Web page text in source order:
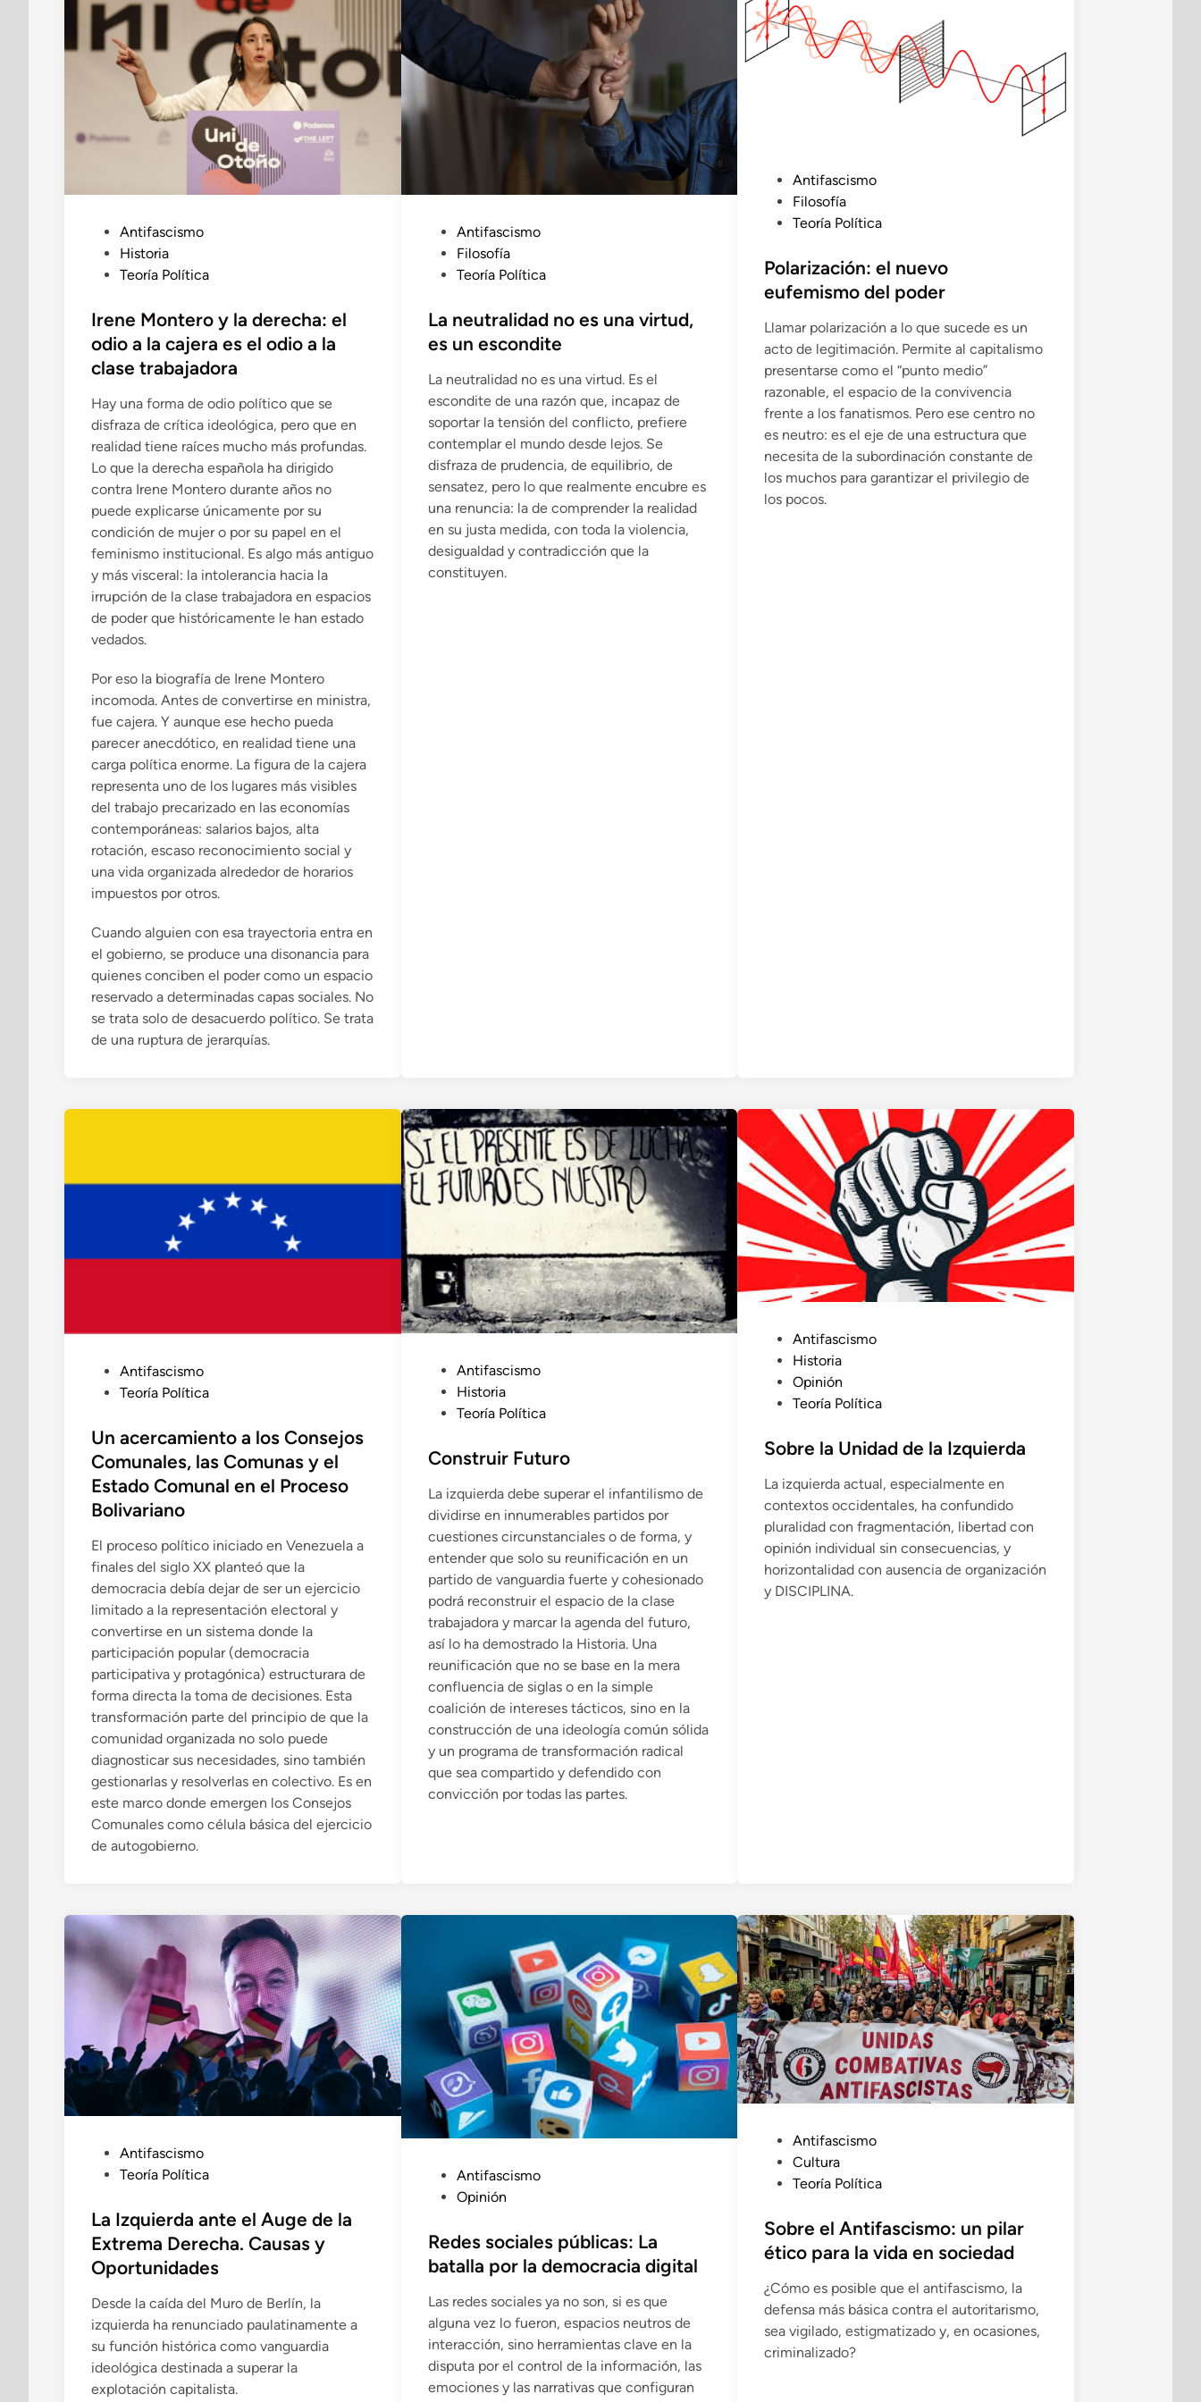
i
c
d
o
e
n
Antifascismo
Historia
Teoría Política
Irene Montero y la derecha: el
odio a la cajera es el odio a la
clase trabajadora
Hay una forma de odio político que se
disfraza de crítica ideológica, pero que en
realidad tiene raíces mucho más profundas.
Lo que la derecha española ha dirigido
contra Irene Montero durante años no
puede explicarse únicamente por su
condición de mujer o por su papel en el
feminismo institucional. Es algo más antiguo
y más visceral: la intolerancia hacia la
irrupción de la clase trabajadora en espacios
de poder que históricamente le han estado
vedados.
Por eso la biografía de Irene Montero
incomoda. Antes de convertirse en ministra,
fue cajera. Y aunque ese hecho pueda
parecer anecdótico, en realidad tiene una
carga política enorme. La figura de la cajera
representa uno de los lugares más visibles
del trabajo precarizado en las economías
contemporáneas: salarios bajos, alta
rotación, escaso reconocimiento social y
una vida organizada alrededor de horarios
impuestos por otros.
Cuando alguien con esa trayectoria entra en
el gobierno, se produce una disonancia para
quienes conciben el poder como un espacio
reservado a determinadas capas sociales. No
se trata solo de desacuerdo político. Se trata
de una ruptura de jerarquías.
i
c
d
o
e
n
Antifascismo
Filosofía
Teoría Política
La neutralidad no es una virtud,
es un escondite
La neutralidad no es una virtud. Es el
escondite de una razón que, incapaz de
soportar la tensión del conflicto, prefiere
contemplar el mundo desde lejos. Se
disfraza de prudencia, de equilibrio, de
sensatez, pero lo que realmente encubre es
una renuncia: la de comprender la realidad
en su justa medida, con toda la violencia,
desigualdad y contradicción que la
constituyen.
i
c
d
o
e
n
Antifascismo
Filosofía
Teoría Política
Polarización: el nuevo
eufemismo del poder
Llamar polarización a lo que sucede es un
acto de legitimación. Permite al capitalismo
presentarse como el “punto medio”
razonable, el espacio de la convivencia
frente a los fanatismos. Pero ese centro no
es neutro: es el eje de una estructura que
necesita de la subordinación constante de
los muchos para garantizar el privilegio de
los pocos.
l
i
c
d
o
e
n
Antifascismo
Teoría Política
Un acercamiento a los Consejos
Comunales, las Comunas y el
Estado Comunal en el Proceso
Bolivariano
El proceso político iniciado en Venezuela a
finales del siglo XX planteó que la
democracia debía dejar de ser un ejercicio
limitado a la representación electoral y
convertirse en un sistema donde la
participación popular (democracia
participativa y protagónica) estructurara de
forma directa la toma de decisiones. Esta
transformación parte del principio de que la
comunidad organizada no solo puede
diagnosticar sus necesidades, sino también
gestionarlas y resolverlas en colectivo. Es en
este marco donde emergen los Consejos
Comunales como célula básica del ejercicio
de autogobierno.
i
a
d
o
e
n
Antifascismo
Historia
Teoría Política
Construir Futuro
La izquierda debe superar el infantilismo de
dividirse en innumerables partidos por
cuestiones circunstanciales o de forma, y
entender que solo su reunificación en un
partido de vanguardia fuerte y cohesionado
podrá reconstruir el espacio de la clase
trabajadora y marcar la agenda del futuro,
así lo ha demostrado la Historia. Una
reunificación que no se base en la mera
confluencia de siglas o en la simple
coalición de intereses tácticos, sino en la
construcción de una ideología común sólida
y un programa de transformación radical
que sea compartido y defendido con
convicción por todas las partes.
c
d
o
e
n
Antifascismo
Historia
Opinión
Teoría Política
Sobre la Unidad de la Izquierda
La izquierda actual, especialmente en
contextos occidentales, ha confundido
pluralidad con fragmentación, libertad con
opinión individual sin consecuencias, y
horizontalidad con ausencia de organización
y DISCIPLINA.
l
i
c
d
o
e
n
Antifascismo
Teoría Política
La Izquierda ante el Auge de la
Extrema Derecha. Causas y
Oportunidades
Desde la caída del Muro de Berlín, la
izquierda ha renunciado paulatinamente a
su función histórica como vanguardia
ideológica destinada a superar la
explotación capitalista.
l
i
a
d
o
e
n
Antifascismo
Opinión
Redes sociales públicas: La
batalla por la democracia digital
Las redes sociales ya no son, si es que
alguna vez lo fueron, espacios neutros de
interacción, sino herramientas clave en la
disputa por el control de la información, las
emociones y las narrativas que configuran
i
c
d
o
e
n
Antifascismo
Cultura
Teoría Política
Sobre el Antifascismo: un pilar
ético para la vida en sociedad
¿Cómo es posible que el antifascismo, la
defensa más básica contra el autoritarismo,
sea vigilado, estigmatizado y, en ocasiones,
criminalizado?